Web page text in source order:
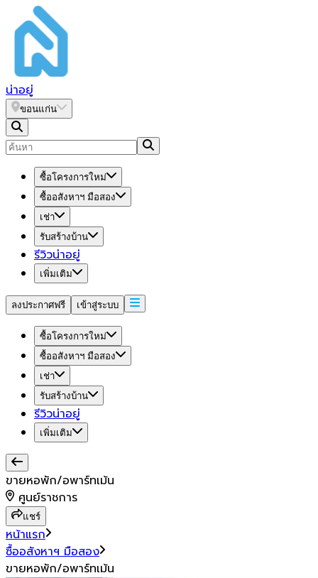
น่าอยู่
ขอนแก่น
ซื้อโครงการใหม่
ซื้ออสังหาฯ มือสอง
เช่า
รับสร้างบ้าน
รีวิวน่าอยู่
เพิ่มเติม
ลงประกาศฟรี เข้าสู่ระบบ
ซื้อโครงการใหม่
ซื้ออสังหาฯ มือสอง
เช่า
รับสร้างบ้าน
รีวิวน่าอยู่
เพิ่มเติม
ขายหอพัก/อพาร์ทเม้น
ศูนย์ราชการ
แชร์
หน้าแรก
ซื้ออสังหาฯ มือสอง
ขายหอพัก/อพาร์ทเม้น